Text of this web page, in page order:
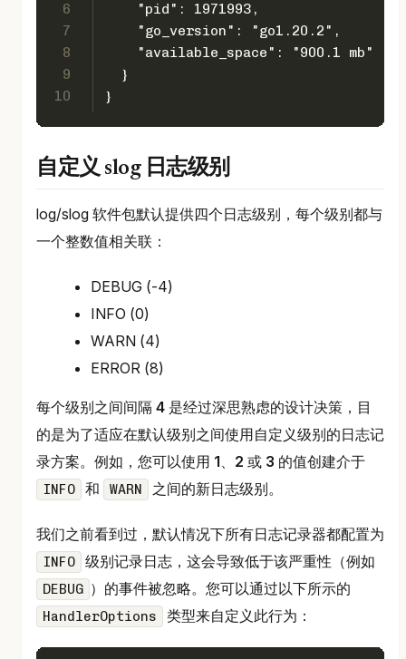
6
7
8
9
10
    "pid": 1971993,
    "go_version": "go1.20.2",
    "available_space": "900.1 mb"
  }
}
自定义 slog 日志级别
log/slog 软件包默认提供四个日志级别，每个级别都与
一个整数值相关联：
DEBUG (-4)
INFO (0)
WARN (4)
ERROR (8)
每个级别之间间隔 4 是经过深思熟虑的设计决策，目
的是为了适应在默认级别之间使用自定义级别的日志记
录方案。例如，您可以使用 1、 2 或 3 的值创建介于
INFO 和 WARN 之间的新日志级别。
我们之前看到过，默认情况下所有日志记录器都配置为
INFO 级别记录日志，这会导致低于该严重性（例如
DEBUG ）的事件被忽略。您可以通过以下所示的
HandlerOptions 类型来自定义此行为：